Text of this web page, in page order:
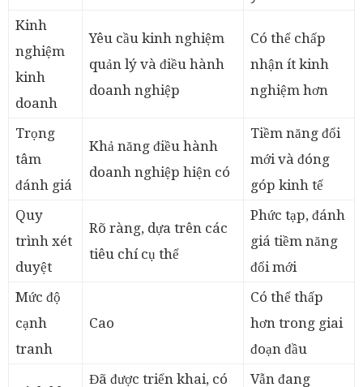
Kinh
nghiệm
kinh
doanh
Yêu cầu kinh nghiệm
quản lý và điều hành
doanh nghiệp
Có thể chấp
nhận ít kinh
nghiệm hơn
Trọng
tâm
đánh giá
Khả năng điều hành
doanh nghiệp hiện có
Tiềm năng đổi
mới và đóng
góp kinh tế
Quy
trình xét
duyệt
Rõ ràng, dựa trên các
tiêu chí cụ thể
Phức tạp, đánh
giá tiềm năng
đổi mới
Mức độ
cạnh
tranh
Cao
Có thể thấp
hơn trong giai
đoạn đầu
Đã được triển khai, có
Vẫn đang